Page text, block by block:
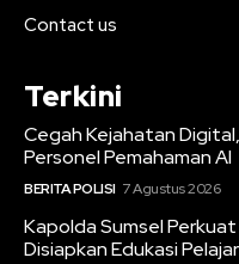
Contact us
Terkini
Cegah Kejahatan
Personel Pemahaman AI
BERITA POLISI 7 Agustus 2026
Kapolda Sumsel
Disiapkan Edukasi Pelajar